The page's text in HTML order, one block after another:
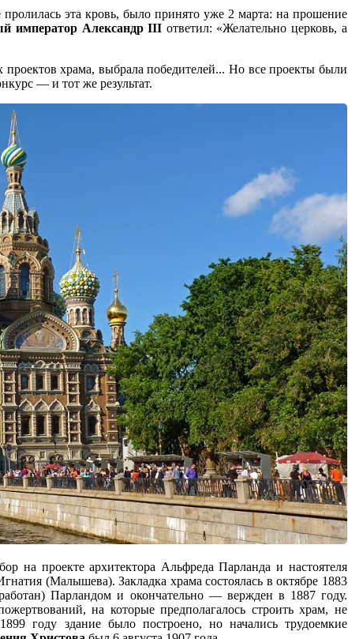
эта кровь, было принято уже 2 марта: на прошение
император Александр III ответил: «Желательно церковь, а
проектов храма, выбрала победителей... Но все проекты были
— и тот же результат.
на проекте архитектора Альфреда Парланда и настоятеля
(Малышева). Закладка храма состоялась в октябре 1883
Парландом и окончательно — вержден в 1887 году.
на которые предполагалось строить храм, не
году здание было построено, но начались трудоемкие